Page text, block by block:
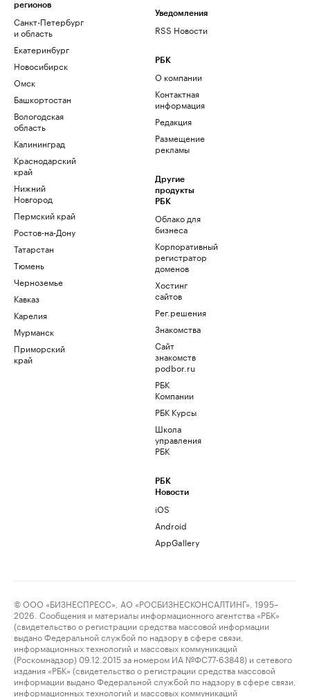
регионов
Санкт-Петербург
и область
Екатеринбург
Новосибирск
Омск
Башкортостан
Вологодская
область
Калининград
Краснодарский
край
Нижний
Новгород
Пермский край
Ростов-на-Дону
Татарстан
Тюмень
Черноземье
Кавказ
Карелия
Мурманск
Приморский
край
Уведомления
RSS Новости
РБК
О компании
Контактная
информация
Редакция
Размещение
рекламы
Другие
продукты
РБК
Облако для
бизнеса
Корпоративный
регистратор
доменов
Хостинг
сайтов
Рег.решения
Знакомства
Сайт
знакомств
podbor.ru
РБК
Компании
РБК Курсы
Школа
управления
РБК
РБК
Новости
iOS
Android
AppGallery
© ООО «БИЗНЕСПРЕСС», АО «РОСБИЗНЕСКОНСАЛТИНГ», 1995–
2026. Сообщения и материалы информационного агентства «РБК»
(свидетельство о регистрации средства массовой информации
выдано Федеральной службой по надзору в сфере связи,
информационных технологий и массовых коммуникаций
(Роскомнадзор) 09.12.2015 за номером ИА №ФС77-63848) и сетевого
издания «РБК» (свидетельство о регистрации средства массовой
информации выдано Федеральной службой по надзору в сфере связи,
информационных технологий и массовых коммуникаций